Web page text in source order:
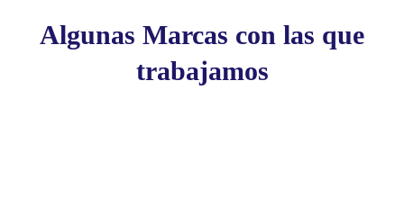
Algunas Marcas con las que
trabajamos